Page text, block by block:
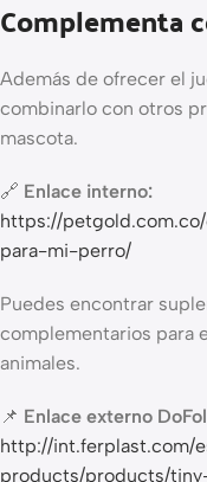
Complementa
Además de ofrecer el
combinarlo con otros
mascota.
🔗 Enlace interno:
https://
para-mi-perro/
Puedes encontrar
complementarios para
animales.
📌 Enlace externo
http://int.ferplast.com/
products/products/